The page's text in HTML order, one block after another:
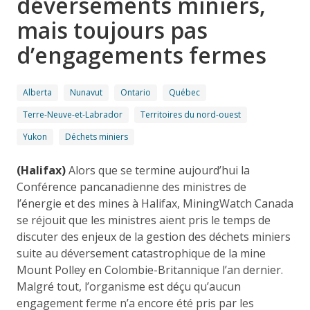
mais toujours pas
d’engagements fermes
Alberta Nunavut Ontario
Québec
Terre-Neuve-et-Labrador
Territoires du nord-ouest
Yukon
Déchets miniers
(Halifax)Alors que se termine aujourd’hui la
Conférence pancanadienne des ministres de
l’énergie et des mines à Halifax, MiningWatch Canada
se réjouit que les ministres aient pris le temps de
discuter des enjeux de la gestion des déchets miniers
suite au déversement catastrophique de la mine
Mount Polley en Colombie-Britannique l’an dernier.
Malgré tout, l’organisme est déçu qu’aucun
engagement ferme n’a encore été pris par les